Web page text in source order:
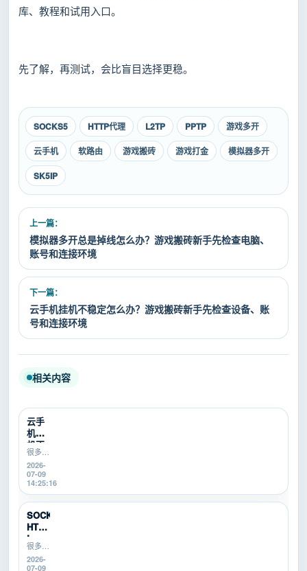
库、教程和试用入口。
先了解，再测试，会比盲目选择更稳。
SOCKS5 HTTP代理 L2TP PPTP
游戏多开
云手机
软路由 游戏搬砖 游戏打金
模拟器多开
SK5IP
上一篇：
模拟器多开总是掉线怎么办？游戏搬砖新手先检查电脑、
账号和连接环境
下一篇：
云手机挂机不稳定怎么办？游戏搬砖新手先检查设备、账
号和连接环境
相关内容
云手
机挂
机不
稳定
怎么
办？
游...
很多游
戏搬
砖、游
戏打金
新手在
使用云
手机挂
机时，
会遇到
掉线、
卡顿、
登...
2026-
07-09
14:25:16
SOCKS5、
HTTP、
L...
很多游
戏搬
砖、游
2026-
07-09